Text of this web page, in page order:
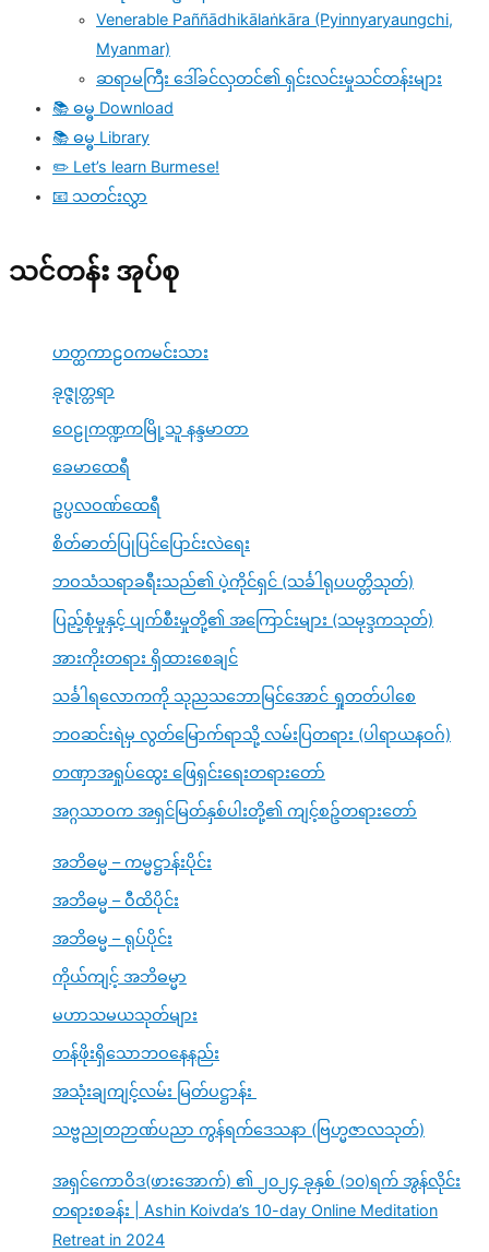
Venerable Paññādhikālaṅkāra (Pyinnyaryaungchi,
Myanmar)
ဆရာမကြီး ဒေါ်ခင်လှတင်၏ ရှင်းလင်းမှုသင်တန်းများ
📚 ဓမ္ဓ Download
📚 ဓမ္ဓ Library
✏️ Let’s learn Burmese!
📧 သတင်းလွှာ
သင်တန်း အုပ်စု
ဟတ္ထကာဠဝကမင်းသား
ခုဇ္ဇုတ္တရာ
ဝေဠုကဏ္ဍကမြို့သူ နန္ဒမာတာ
ခေမာထေရီ
ဥပ္ပလဝဏ်ထေရီ
စိတ်ဓာတ်ပြုပြင်ပြောင်းလဲရေး
ဘဝသံသရာခရီးသည်၏ ပဲ့ကိုင်ရှင် (သင်္ခါရုပပတ္တိသုတ်)
ပြည့်စုံမှုနှင့် ပျက်စီးမှုတို့၏ အကြောင်းများ (သမုဒ္ဒကသုတ်)
အားကိုးတရား ရှိထားစေချင်
သင်္ခါရလောကကို သုညသဘောမြင်အောင် ရှုတတ်ပါစေ
ဘဝဆင်းရဲမှ လွတ်မြောက်ရာသို့ လမ်းပြတရား (ပါရာယနဝဂ်)
တဏှာအရှုပ်ထွေး ဖြေရှင်းရေးတရားတော်
အဂ္ဂသာဝက အရှင်မြတ်နှစ်ပါးတို့၏ ကျင့်စဥ်တရားတော်
အဘိဓမ္မ – ကမ္မဋ္ဌာန်းပိုင်း
အဘိဓမ္မ – ဝီထိပိုင်း
အဘိဓမ္မ – ရုပ်ပိုင်း
ကိုယ်ကျင့် အဘိဓမ္မာ
မဟာသမယသုတ်များ
တန်ဖိုးရှိသောဘဝနေနည်း
အသုံးချကျင့်လမ်း မြတ်ပဋ္ဌာန်း
သဗ္ဗညုတဉာဏ်ပညာ ကွန်ရက်ဒေသနာ (ဗြဟ္မဇာလသုတ်)
အရှင်ကောဝိဒ(ဖားအောက်) ၏ ၂၀၂၄ ခုနှစ် (၁၀)ရက် အွန်လိုင်း
တရားစခန်း | Ashin Koivda’s 10-day Online Meditation
Retreat in 2024